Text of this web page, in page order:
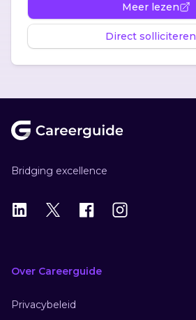
Meer lezen
Direct solliciteren
Bridging excellence
LinkedIn
X Instagram
Over Careerguide
Privacybeleid